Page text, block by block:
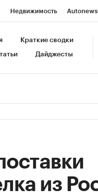
Недвижимость Autonews
Спецпроекты СПб
Краткие сводки
Дайджесты
из